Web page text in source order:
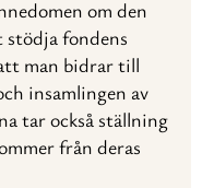
om den
stödja fondens
man bidrar till
insamlingen av
tar också ställning
från deras